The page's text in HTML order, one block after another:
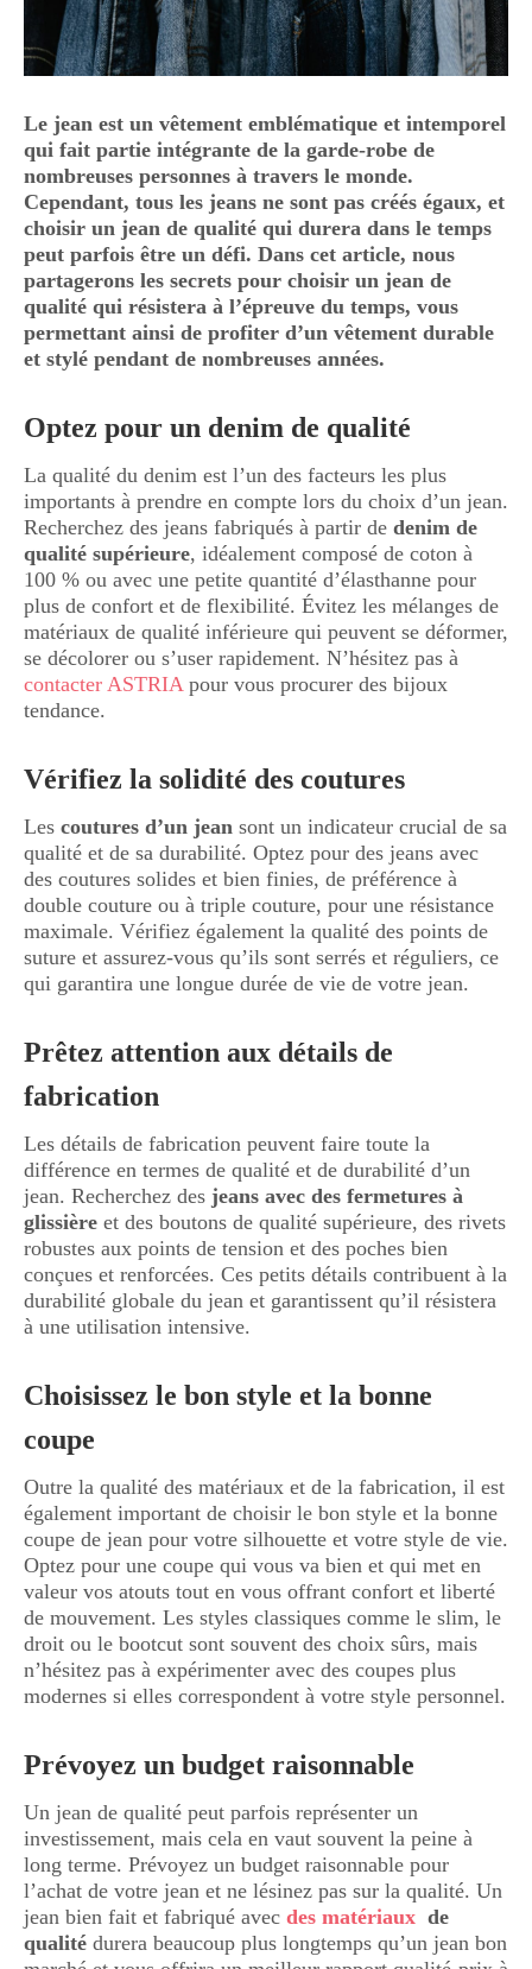
Le jean est un vêtement emblématique et intemporel
qui fait partie intégrante de la garde-robe de
nombreuses personnes à travers le monde.
Cependant, tous les jeans ne sont pas créés égaux, et
choisir un jean de qualité qui durera dans le temps
peut parfois être un défi. Dans cet article, nous
partagerons les secrets pour choisir un jean de
qualité qui résistera à l’épreuve du temps, vous
permettant ainsi de profiter d’un vêtement durable
et stylé pendant de nombreuses années.
Optez pour un denim de qualité
La qualité du denim est l’un des facteurs les plus
importants à prendre en compte lors du choix d’un jean.
Recherchez des jeans fabriqués à partir de denim de
qualité supérieure, idéalement composé de coton à
100 % ou avec une petite quantité d’élasthanne pour
plus de confort et de flexibilité. Évitez les mélanges de
matériaux de qualité inférieure qui peuvent se déformer,
se décolorer ou s’user rapidement. N’hésitez pas à
contacter ASTRIApour vous procurer des bijoux
tendance.
Vérifiez la solidité des coutures
Les coutures d’un jean sont un indicateur crucial de sa
qualité et de sa durabilité. Optez pour des jeans avec
des coutures solides et bien finies, de préférence à
double couture ou à triple couture, pour une résistance
maximale. Vérifiez également la qualité des points de
suture et assurez-vous qu’ils sont serrés et réguliers, ce
qui garantira une longue durée de vie de votre jean.
Prêtez attention aux détails de
fabrication
Les détails de fabrication peuvent faire toute la
différence en termes de qualité et de durabilité d’un
jean. Recherchez des jeans avec des fermetures à
glissière et des boutons de qualité supérieure, des rivets
robustes aux points de tension et des poches bien
conçues et renforcées. Ces petits détails contribuent à la
durabilité globale du jean et garantissent qu’il résistera
à une utilisation intensive.
Choisissez le bon style et la bonne
coupe
Outre la qualité des matériaux et de la fabrication, il est
également important de choisir le bon style et la bonne
coupe de jean pour votre silhouette et votre style de vie.
Optez pour une coupe qui vous va bien et qui met en
valeur vos atouts tout en vous offrant confort et liberté
de mouvement. Les styles classiques comme le slim, le
droit ou le bootcut sont souvent des choix sûrs, mais
n’hésitez pas à expérimenter avec des coupes plus
modernes si elles correspondent à votre style personnel.
Prévoyez un budget raisonnable
Un jean de qualité peut parfois représenter un
investissement, mais cela en vaut souvent la peine à
long terme. Prévoyez un budget raisonnable pour
l’achat de votre jean et ne lésinez pas sur la qualité. Un
jean bien fait et fabriqué avec des matériaux de
qualité durera beaucoup plus longtemps qu’un jean bon